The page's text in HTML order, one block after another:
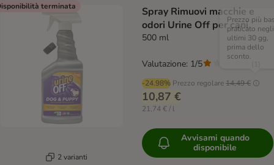
terminata
2 varianti
Spray Rimuovi macchie e
odori Urine Off per cani
500 ml
-24.98% Prezzo regolare14,49 €
Prezzo più
praticato negli
ultimi 30 gg,
prima dello
sconto.
10,87 €
21,74 € / l
Valutazione: 1/5
Avvisami quando
disponibile